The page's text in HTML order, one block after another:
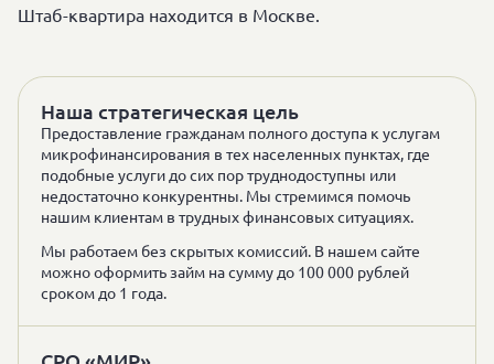
Штаб-квартира находится в Москве.
Наша стратегическая цель
Предоставление гражданам полного доступа к услугам
микрофинансирования в тех населенных пунктах, где
подобные услуги до сих пор труднодоступны или
недостаточно конкурентны. Мы стремимся помочь
нашим клиентам в трудных финансовых ситуациях.
Мы работаем без скрытых комиссий. В нашем сайте
можно оформить займ на сумму до 100 000 рублей
сроком до 1 года.